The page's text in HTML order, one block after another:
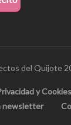
del Quijote
y Cookies
newsletter